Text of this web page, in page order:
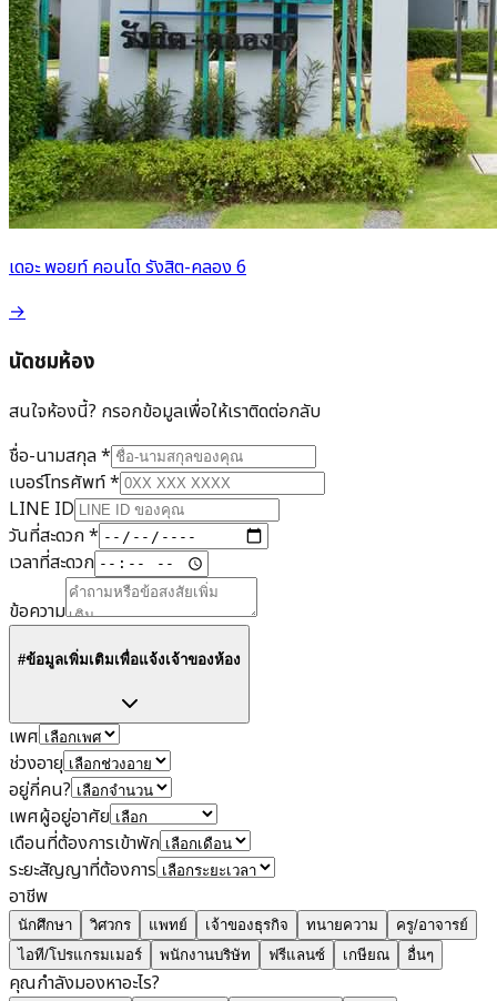
เดอะ พอยท์ คอนโด รังสิต-คลอง 6
→
นัดชมห้อง
สนใจห้องนี้? กรอกข้อมูลเพื่อให้เราติดต่อกลับ
ชื่อ-นามสกุล*
เบอร์โทรศัพท์*
LINE ID
วันที่สะดวก*
เวลาที่สะดวก
ข้อความ
#ข้อมูลเพิ่มเติมเพื่อแจ้งเจ้าของห้อง
เพศ
ช่วงอายุ
อยู่กี่คน?
เพศผู้อยู่อาศัย
เดือนที่ต้องการเข้าพัก
ระยะสัญญาที่ต้องการ
อาชีพ
นักศึกษา วิศวกร แพทย์ เจ้าของธุรกิจ ทนายความ
ครู/อาจารย์
ไอที/โปรแกรมเมอร์
พนักงานบริษัท ฟรีแลนซ์ เกษียณ อื่นๆ
คุณกำลังมองหาอะไร?